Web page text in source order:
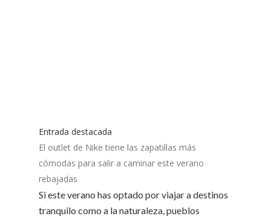
Entrada destacada
El outlet de Nike tiene las zapatillas más
cómodas para salir a caminar este verano
rebajadas
Si este verano has optado por viajar a destinos
tranquilo como a la naturaleza, pueblos